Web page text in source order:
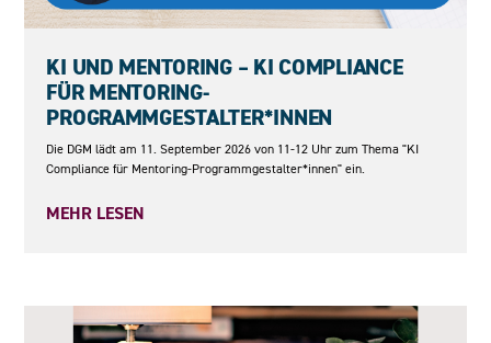
KI UND MENTORING – KI COMPLIANCE
FÜR MENTORING-
PROGRAMMGESTALTER*INNEN
Die DGM lädt am 11. September 2026 von 11-12 Uhr zum Thema "KI
Compliance für Mentoring-Programmgestalter*innen" ein.
MEHR LESEN